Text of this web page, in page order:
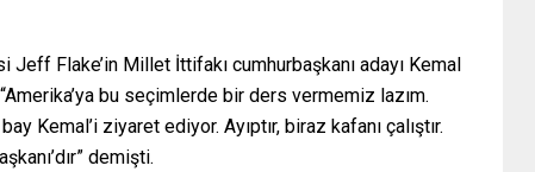
Jeff Flake’in Millet İttifakı cumhurbaşkanı adayı Kemal
bu seçimlerde bir ders vermemiz lazım.
Kemal’i ziyaret ediyor. Ayıptır, biraz kafanı çalıştır.
demişti.